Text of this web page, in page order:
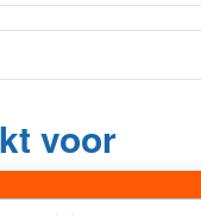
voor